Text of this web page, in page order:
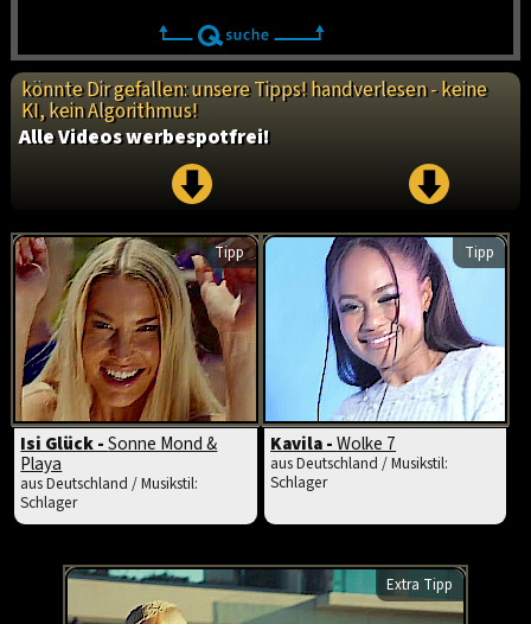
könnte Dir gefallen: unsere Tipps! handverlesen - keine
KI, kein Algorithmus!
Alle Videos werbespotfrei!
Tipp
Isi Glück -Sonne Mond &
Playa
aus Deutschland / Musikstil:
Schlager
Tipp
Kavila -Wolke 7
aus Deutschland / Musikstil:
Schlager
Extra Tipp